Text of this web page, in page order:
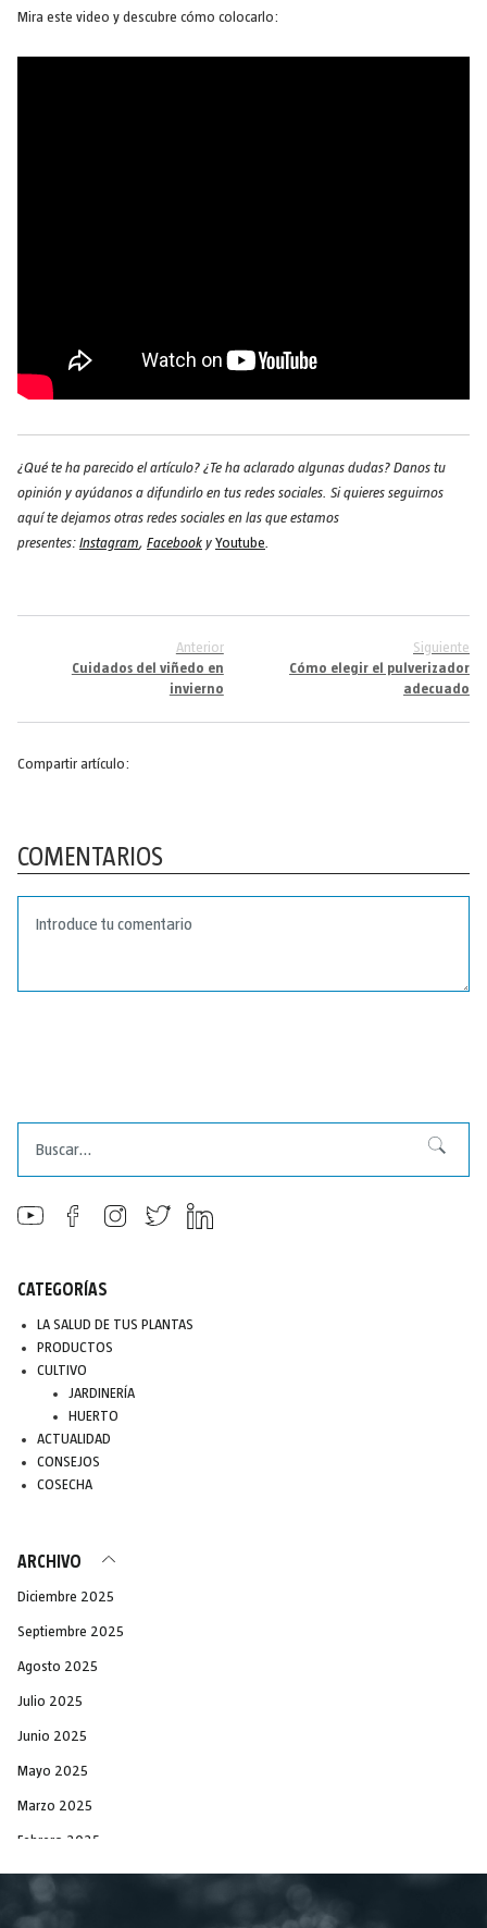
Mira este video y descubre cómo colocarlo:
¿Qué te ha parecido el artículo? ¿Te ha aclarado algunas dudas? Danos tu
opinión y ayúdanos a difundirlo en tus redes sociales. Si quieres seguirnos
aquí te dejamos otras redes sociales en las que estamos
presentes: Instagram, Facebook y Youtube
Anterior
Cuidados del viñedo en
invierno
Siguiente
Cómo elegir el pulverizador
adecuado
Compartir artículo:
COMENTARIOS
Buscar
CATEGORÍAS
LA SALUD DE TUS PLANTAS
PRODUCTOS
CULTIVO
JARDINERÍA
HUERTO
ACTUALIDAD
CONSEJOS
COSECHA
ARCHIVO
Diciembre 2025
Septiembre 2025
Agosto 2025
Julio 2025
Junio 2025
Mayo 2025
Marzo 2025
Febrero 2025
Diciembre 2024